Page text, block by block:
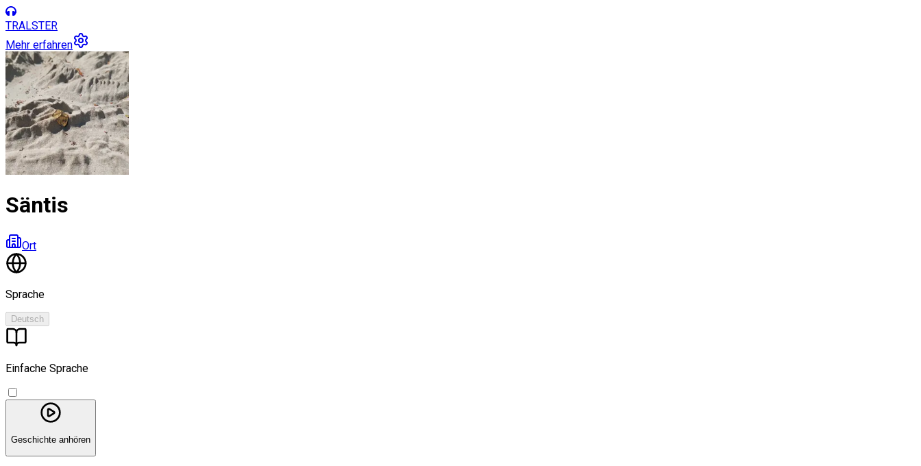
TRALSTER
Mehr erfahren
Säntis
Ort
Sprache
Deutsch
Einfache Sprache
Geschichte anhören